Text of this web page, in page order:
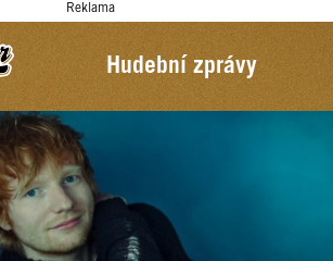
Reklama
Hudební zprávy